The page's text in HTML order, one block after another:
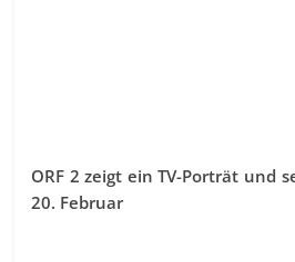
ORF 2 zeigt ein TV-Porträt und
20. Februar